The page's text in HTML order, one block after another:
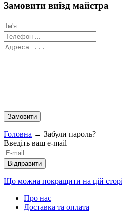
Замовити виїзд майстра
Головна → Забули пароль?
Введіть ваш e-mail
Що можна покращити на цій
Про нас
Доставка та оплата